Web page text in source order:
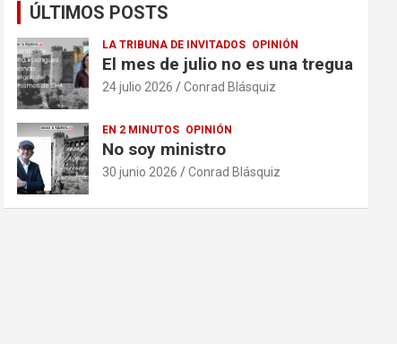
ÚLTIMOS POSTS
LA TRIBUNA DE INVITADOS OPINIÓN
El mes de julio no es una tregua
24 julio 2026 Conrad Blásquiz
EN 2 MINUTOS OPINIÓN
No soy ministro
30 junio 2026 Conrad Blásquiz